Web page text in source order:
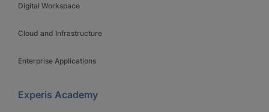
Digital Workspace
Cloud and Infrastructure
Enterprise Applications
Experis Academy